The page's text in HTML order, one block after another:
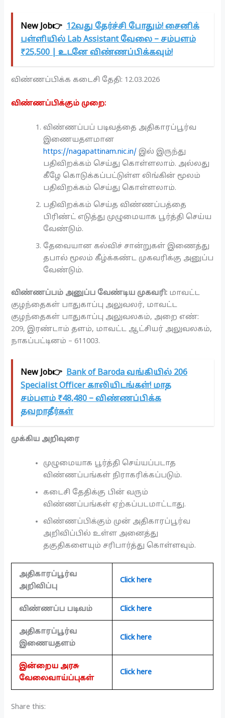
New Job👉 12வது தேர்ச்சி போதும்! சைனிக்
பள்ளியில் Lab Assistant வேலை – சம்பளம்
₹25,500 | உடனே விண்ணப்பிக்கவும்!
விண்ணப்பிக்க கடைசி தேதி: 12.03.2026
விண்ணப்பிக்கும் முறை:
விண்ணப்பப் படிவத்தை அதிகாரப்பூர்வ
இணையதளமான
https://nagapattinam.nic.in/ இல் இருந்து
பதிவிறக்கம் செய்து கொள்ளலாம். அல்லது
கீழே கொடுக்கப்பட்டுள்ள லிங்கின் மூலம்
பதிவிறக்கம் செய்து கொள்ளலாம்.
பதிவிறக்கம் செய்த விண்ணப்பத்தை
பிரிண்ட் எடுத்து முழுமையாக பூர்த்தி செய்ய
வேண்டும்.
தேவையான கல்விச் சான்றுகள் இணைத்து
தபால் மூலம் கீழ்க்கண்ட முகவரிக்கு அனுப்ப
வேண்டும்.
விண்ணப்பம் அனுப்ப வேண்டிய முகவரி: மாவட்ட
குழந்தைகள் பாதுகாப்பு அலுவலர், மாவட்ட
குழந்தைகள் பாதுகாப்பு அலுவலகம், அறை எண்:
209, இரண்டாம் தளம், மாவட்ட ஆட்சியர் அலுவலகம்,
நாகப்பட்டினம் – 611003.
New Job👉 Bank of Baroda வங்கியில் 206
Specialist Officer காலியிடங்கள்! மாத
சம்பளம் ₹48,480 – விண்ணப்பிக்க
தவறாதீர்கள்
முக்கிய அறிவுரை
முழுமையாக பூர்த்தி செய்யப்படாத
விண்ணப்பங்கள் நிராகரிக்கப்படும்.
கடைசி தேதிக்கு பின் வரும்
விண்ணப்பங்கள் ஏற்கப்படமாட்டாது.
விண்ணப்பிக்கும் முன் அதிகாரப்பூர்வ
அறிவிப்பில் உள்ள அனைத்து
தகுதிகளையும் சரிபார்த்து கொள்ளவும்.
அதிகாரப்பூர்வ
அறிவிப்பு
Click here
விண்ணப்ப படிவம் Click here
அதிகாரப்பூர்வ
இணையதளம்
Click here
இன்றைய அரசு
வேலைவாய்ப்புகள்
Click here
Share this: